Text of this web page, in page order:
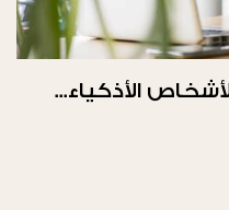
الأذكياء...